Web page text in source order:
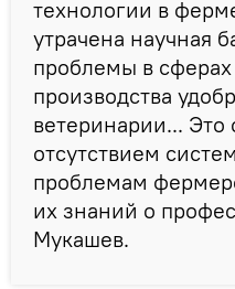
технологии в
утрачена научная
проблемы в
производства
ветеринарии... Это
отсутствием
проблемам
их знаний о
Мукашев.